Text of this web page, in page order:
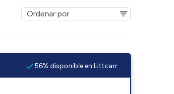
56% disponible en Littcarr